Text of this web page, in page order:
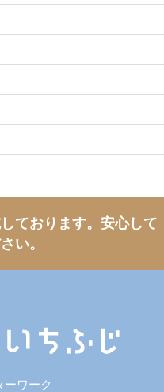
ております。 安心して
い。
ーワーク